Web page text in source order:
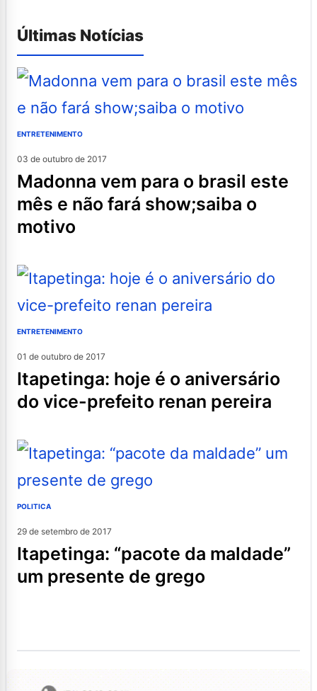
Últimas Notícias
ENTRETENIMENTO
03 de outubro de 2017
madonna vem para o brasil este
mês e não fará show;saiba o
motivo
ENTRETENIMENTO
01 de outubro de 2017
itapetinga: hoje é o aniversário
do vice-prefeito renan pereira
POLITICA
29 de setembro de 2017
itapetinga: “pacote da maldade”
um presente de grego